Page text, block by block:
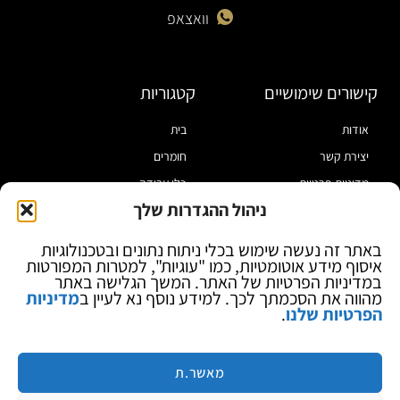
ניהול ההגדרות שלך
באתר זה נעשה שימוש בכלי ניתוח נתונים ובטכנולוגיות
איסוף מידע אוטומטיות, כמו "עוגיות", למטרות המפורטות
במדיניות הפרטיות של האתר. המשך הגלישה באתר
מהווה את הסכמתך לכך. למידע נוסף נא לעיין במדיניות
הפרטיות שלנו.
מאשר.ת
וואצאפ
קישורים שימושיים
אודות
יצירת קשר
מדיניות פרטיות
בלוג
קטגוריות
בית
חומרים
כלי עבודה
מוצרי הלחמה
ספקי כח ומודדים
ציוד אופטי להגדלה
מותגים